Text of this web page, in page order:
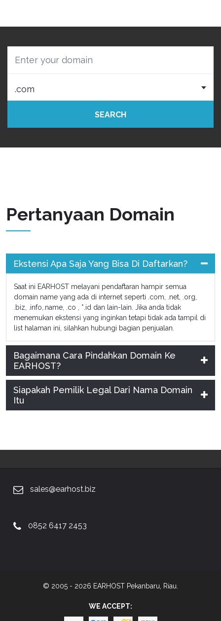
SEARCH
Pertanyaan Domain
Ekstensi Apa Saja Yang Bisa Di Daftarkan?
Saat ini EARHOST melayani pendaftaran hampir semua
domain name yang ada di internet seperti .com, .net, .org,
.biz, .info,.name, .co , *.id dan lain-lain. Jika anda tidak
menemukan ekstensi yang inginkan tetapi tidak ada tampil di
list halaman ini, silahkan hubungi bagian penjualan.
Bagaimana Cara Pindahkan Domain Ke
EARHOST?
Siapakah Pemilik Legal Dari Nama Domain
Itu
sales@earhost.biz
0852 6417 2453
© 2005 - 2026 EARHOST Pekanbaru, Riau.
WE ACCEPT: